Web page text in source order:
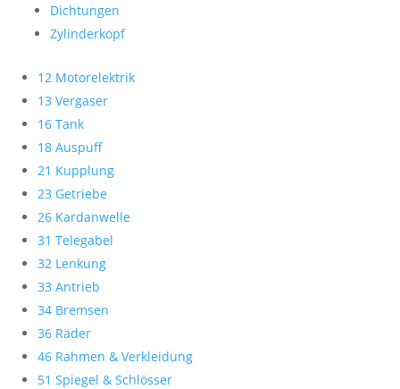
Dichtungen
Zylinderkopf
12 Motorelektrik
13 Vergaser
16 Tank
18 Auspuff
21 Kupplung
23 Getriebe
26 Kardanwelle
31 Telegabel
32 Lenkung
33 Antrieb
34 Bremsen
36 Räder
46 Rahmen & Verkleidung
51 Spiegel & Schlösser